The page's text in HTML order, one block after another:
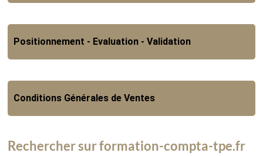
Positionnement - Evaluation - Validation
Conditions Générales de Ventes
Rechercher sur formation-compta-tpe.fr